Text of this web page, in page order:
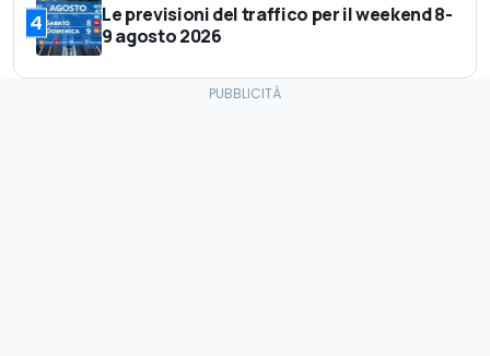
4
Le previsioni del traffico per il weekend 8-
9 agosto 2026